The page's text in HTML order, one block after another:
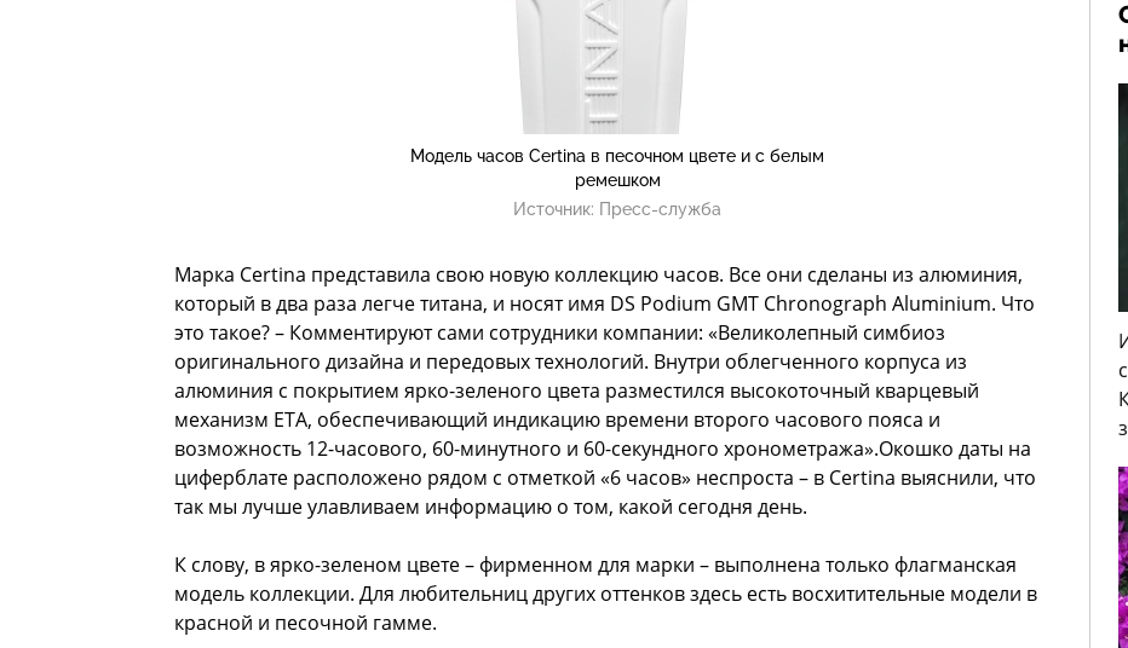
Модель часов Certina в песочном цвете и с белым
ремешком
Источник: Пресс-служба
Марка Certina представила свою новую коллекцию часов. Все они сделаны из алюминия,
который в два раза легче титана, и носят имя DS Podium GMT Chronograph Aluminium. Что
это такое? – Комментируют сами сотрудники компании: «Великолепный симбиоз
оригинального дизайна и передовых технологий. Внутри облегченного корпуса из
алюминия с покрытием ярко-зеленого цвета разместился высокоточный кварцевый
механизм ETA, обеспечивающий индикацию времени второго часового пояса и
возможность 12-часового, 60-минутного и 60-секундного хронометража».Окошко даты на
циферблате расположено рядом с отметкой «6 часов» неспроста – в Certina выяснили, что
так мы лучше улавливаем информацию о том, какой сегодня день.
К слову, в ярко-зеленом цвете – фирменном для марки – выполнена только флагманская
модель коллекции. Для любительниц других оттенков здесь есть восхитительные модели в
красной и песочной гамме.